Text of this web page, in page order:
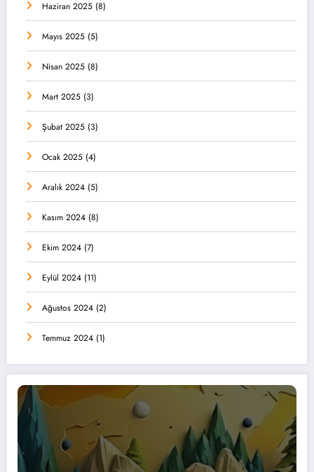
Haziran 2025 (8)
Mayıs 2025 (5)
Nisan 2025 (8)
Mart 2025 (3)
Şubat 2025 (3)
Ocak 2025 (4)
Aralık 2024 (5)
Kasım 2024 (8)
Ekim 2024 (7)
Eylül 2024 (11)
Ağustos 2024 (2)
Temmuz 2024 (1)